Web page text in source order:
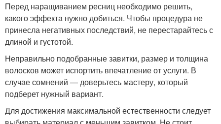
Перед наращиванием ресниц необходимо решить,
какого эффекта нужно добиться. Чтобы процедура не
принесла негативных последствий, не перестарайтесь с
длиной и густотой.
Неправильно подобранные завитки, размер и толщина
волосков может испортить впечатление от услуги. В
случае сомнений — доверьтесь мастеру, который
подберет нужный вариант.
Для достижения максимальной естественности следует